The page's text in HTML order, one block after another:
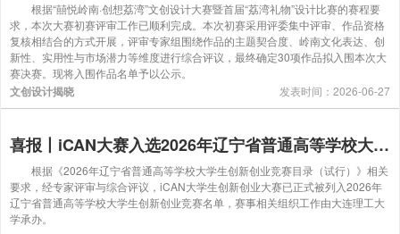
根据“囍悦岭南·创想荔湾”文创设计大赛暨首届“荔湾礼物”设计比赛的赛程要
求，本次大赛初赛评审工作已顺利完成。本次初赛采用评委集中评审、作品资格
复核相结合的方式开展，评审专家组围绕作品的主题契合度、岭南文化表达、创
新性、实用性与市场潜力等维度进行综合评议，最终确定30项作品拟入围本次大
赛决赛。现将入围作品名单予以公示。
文创设计揭晓 发表时间：2026-06-27
喜报丨iCAN大赛入选2026年辽宁省普通高等学校大学生创新创业竞赛名单
根据《2026年辽宁省普通高等学校大学生创新创业竞赛目录（试行）》相关
要求，经专家评审与综合评议，iCAN大学生创新创业大赛已正式被列入2026年
辽宁省普通高等学校大学生创新创业竞赛名单，赛事相关组织工作由大连理工大
学承办。